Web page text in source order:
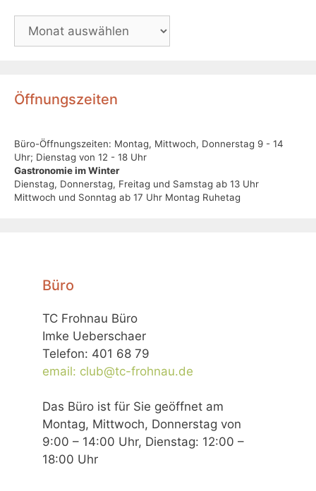
Öffnungszeiten
Büro-Öffnungszeiten: Montag, Mittwoch, Donnerstag 9 - 14
Uhr; Dienstag von 12 - 18 Uhr
Gastronomie im Winter
Dienstag, Donnerstag, Freitag und Samstag ab 13 Uhr
Mittwoch und Sonntag ab 17 Uhr Montag Ruhetag
Büro
TC Frohnau Büro
Imke Ueberschaer
Telefon: 401 68 79
email: club@tc-frohnau.de
Das Büro ist für Sie geöffnet am
Montag, Mittwoch, Donnerstag von
9:00 – 14:00 Uhr, Dienstag: 12:00 –
18:00 Uhr